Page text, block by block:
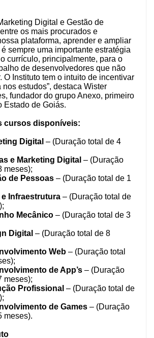
Digital e Gestão de
os mais procurados e
plataforma, aprender e ampliar
sempre uma importante estratégia
currículo, principalmente, para o
de desenvolvedores que não
O Instituto tem o intuito de incentivar
estudos”, destaca Wister
fundador do grupo Anexo, primeiro
Estado de Goiás.
cursos disponíveis:
Digital – (Duração total de 4
e Marketing Digital – (Duração
meses);
de Pessoas – (Duração total de 1
e Infraestrutura – (Duração total de
Mecânico – (Duração total de 3
Digital – (Duração total de 8
Web – (Duração total
de App’s – (Duração
meses);
Profissional – (Duração total de
de Games – (Duração
meses).